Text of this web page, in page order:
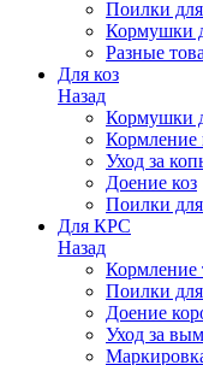
Поилки
Кормушки
Разные
Для коз
Назад
Кормушки
Кормление
Уход за
Доение коз
Поилки для
Для КРС
Назад
Кормление
Поилки
Доение
Уход за